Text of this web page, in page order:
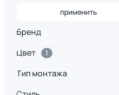
применить
Бренд
Цвет
1
Тип монтажа